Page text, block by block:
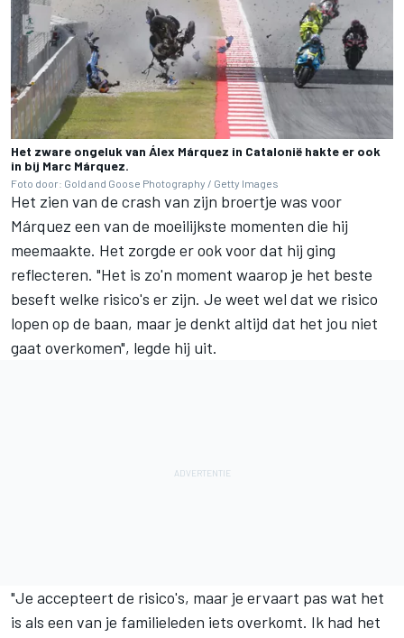
Het zware ongeluk van Álex Márquez in Catalonië hakte er ook
in bij Marc Márquez.
Foto door: Gold and Goose Photography / Getty Images
Het zien van de crash van zijn broertje was voor
Márquez een van de moeilijkste momenten die hij
meemaakte. Het zorgde er ook voor dat hij ging
reflecteren. "Het is zo'n moment waarop je het beste
beseft welke risico's er zijn. Je weet wel dat we risico
lopen op de baan, maar je denkt altijd dat het jou niet
gaat overkomen", legde hij uit.
"Je accepteert de risico's, maar je ervaart pas wat het
is als een van je familieleden iets overkomt. Ik had het